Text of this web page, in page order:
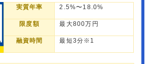
実質年率 2.5%〜18.0%
限度額 最大800万円
融資時間 最短3分※1